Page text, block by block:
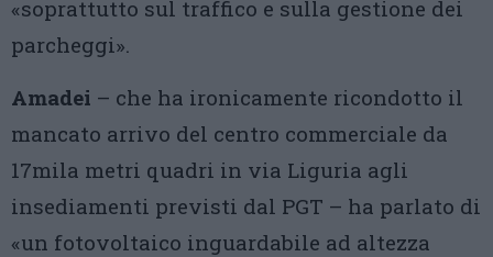
«soprattutto sul traffico e sulla gestione dei
parcheggi».
Amadei – che ha ironicamente ricondotto il
mancato arrivo del centro commerciale da
17mila metri quadri in via Liguria agli
insediamenti previsti dal PGT – ha parlato di
«un fotovoltaico inguardabile ad altezza